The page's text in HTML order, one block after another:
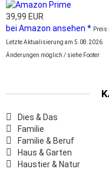
39,99 EUR
bei Amazon ansehen * Preis
Letzte Aktualisierung am 5.08.2026
Änderungen möglich / siehe Footer
Dies & Das
Familie
Familie & Beruf
Haus & Garten
Haustier & Natur